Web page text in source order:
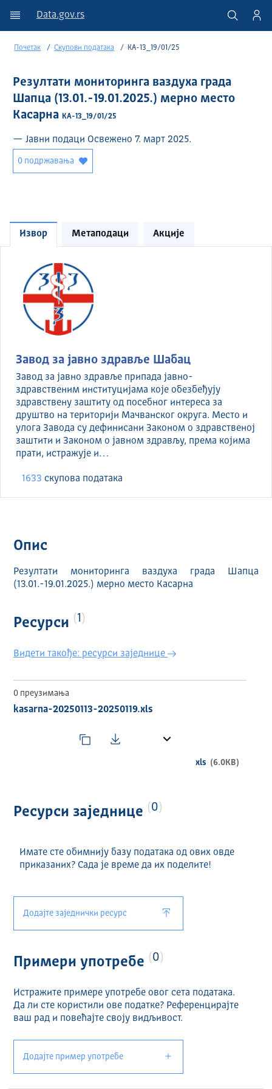
Data.gov.rs
Почетак Скупови података КА-13_19/01/25
Резултати мониторинга ваздуха града
Шапца (13.01.-19.01.2025.) мерно место
Касарна КА-13_19/01/25
— Јавни подаци Освежено 7. март 2025.
0 подржавања
Извор Метаподаци Акције
Завод за јавно здравље Шабац
Завод за јавно здравље припада јавно-
здравственим институцијама које обезбеђују
здравствену заштиту од посебног интереса за
друштво на територији Мачванског округа. Место и
улога Завода су дефинисани Законом о здравственој
заштити и Законом о јавном здрављу, према којима
прати, истражује и…
1633 скуповa података
Опис
Резултати мониторинга ваздуха града Шапца
(13.01.-19.01.2025.) мерно место Касарна
Ресурси 1
Видети такође: ресурси заједнице
0 преузимања
kasarna-20250113-20250119.xls
xls (6.0KB)
Ресурси заједнице 0
Имате сте обимнију базу података од ових овде
приказаних? Сада је време да их поделите!
Додајте заједнички ресурс
Примери употребе 0
Истражите примере употребе овог сета података.
Да ли сте користили ове податке? Референцирајте
ваш рад и повећајте своју видљивост.
Додајте пример употребе